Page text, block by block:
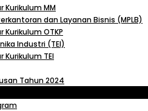
Kurikulum MM
dan Layanan Bisnis (MPLB)
Kurikulum OTKP
Industri (TEI)
Kurikulum TEI
Tahun 2024